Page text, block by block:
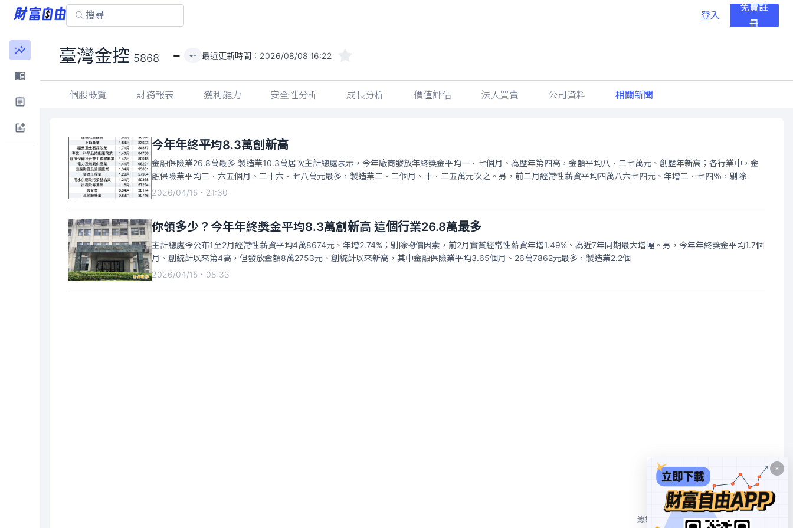
登入
免費註
冊
臺灣金控 5868 - - 最近更新時間： 2026/08/08 16:22
個股概覽 財務報表 獲利能力 安全性分析 成長分析 價值評估 法人買賣 公司資料 相關新聞
今年年終平均8.3萬創新高
金融保險業26.8萬最多 製造業10.3萬居次主計總處表示，今年廠商發放年終獎金平均一．七個月、為歷年第四高，金額平均八．二七萬元、創歷年新高；各行業中，金
融保險業平均三．六五個月、二十六．七八萬元最多，製造業二．二個月、十．二五萬元次之。另，前二月經常性薪資平均四萬八六七四元、年增二．七四％，剔除
2026/04/15・21:30
你領多少？今年年終獎金平均8.3萬創新高 這個行業26.8萬最多
主計總處今公布1至2月經常性薪資平均4萬8674元、年增2.74%；剔除物價因素，前2月實質經常性薪資年增1.49%、為近7年同期最大增幅。另，今年年終獎金平均1.7個
月、創統計以來第4高，但發放金額8萬2753元、創統計以來新高，其中金融保險業平均3.65個月、26萬7862元最多，製造業2.2個
2026/04/15・08:33
總共 2 個 10/頁 1